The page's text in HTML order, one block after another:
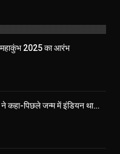
2025 का आरंभ
कहा-पिछले जन्म में इंडियन था…